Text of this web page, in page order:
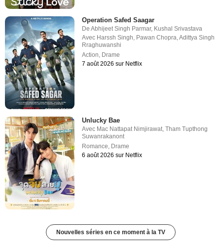
Operation Safed Saagar
DeAbhijeet Singh Parmar, Kushal Srivastava
Avec Harssh Singh Pawan Chopra ,Adittya Singh
Rraghuwanshi
Action Drame
7 août 2026 sur Netflix
Unlucky Bae
Avec Mac Nattapat Nimjirawat,Tham Tupthong
Suwanrakanont
Romance, Drame
6 août 2026 sur Netflix
Nouvelles séries en ce moment à la TV